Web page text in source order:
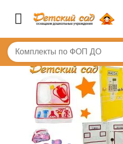
Главная / (!) ГОТОВЫЕ